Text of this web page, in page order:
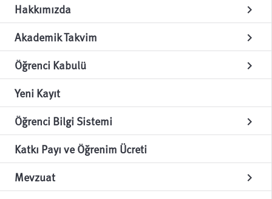
Hakkımızda chevron_right
Akademik Takvim chevron_right
Öğrenci Kabulü chevron_right
Yeni Kayıt
Öğrenci Bilgi Sistemi
chevron_right
Katkı Payı ve Öğrenim Ücreti
Mevzuat
chevron_right